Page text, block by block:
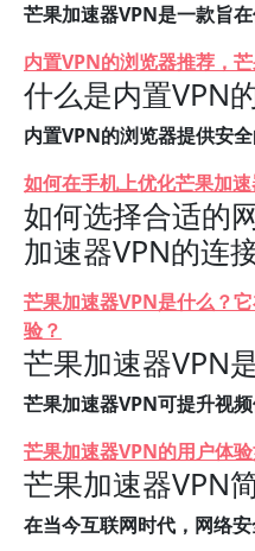
芒果加速器VPN是一款旨
内置VPN的浏览器推荐，
什么是内置VPN
内置VPN的浏览器提供安
如何在手机上优化芒果加
如何选择合适的
加速器VPN的连
芒果加速器VPN是什么？
验？
芒果加速器VPN
芒果加速器VPN可提升视
芒果加速器VPN的用户体
芒果加速器VPN
在当今互联网时代，网络